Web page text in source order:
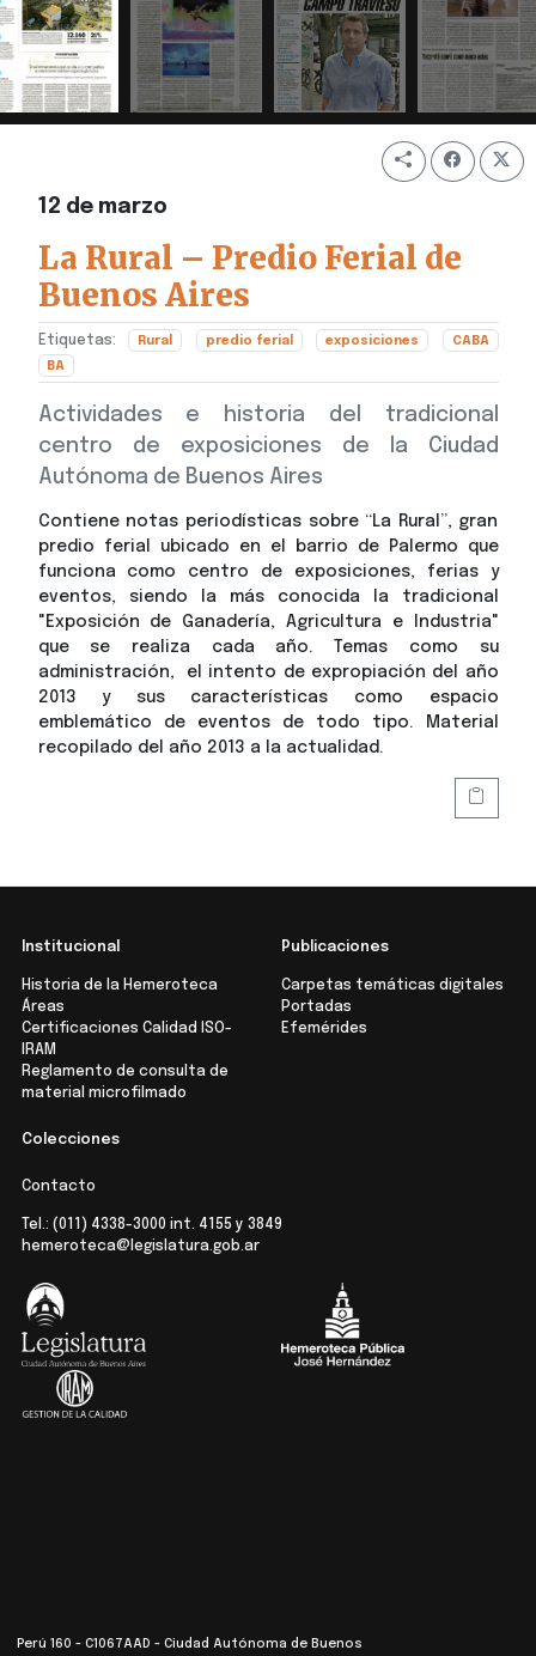
12 de marzo
La Rural – Predio Ferial de
Buenos Aires
Etiquetas: Rural predio ferial exposiciones CABA
BA
Actividades e historia del tradicional
centro de exposiciones de la Ciudad
Autónoma de Buenos Aires
Contiene notas periodísticas sobre “La Rural”, gran
predio ferial ubicado en el barrio de Palermo que
funciona como centro de exposiciones, ferias y
eventos, siendo la más conocida la tradicional
"Exposición de Ganadería, Agricultura e Industria"
que se realiza cada año. Temas como su
administración, el intento de expropiación del año
2013 y sus características como espacio
emblemático de eventos de todo tipo. Material
recopilado del año 2013 a la actualidad.
Institucional
Historia de la Hemeroteca
Áreas
Certificaciones Calidad ISO-
IRAM
Reglamento de consulta de
material microfilmado
Publicaciones
Carpetas temáticas digitales
Portadas
Efemérides
Colecciones
Contacto
Tel.: (011) 4338-3000 int. 4155 y 3849
hemeroteca@legislatura.gob.ar
Perú 160 - C1067AAD - Ciudad Autónoma de Buenos